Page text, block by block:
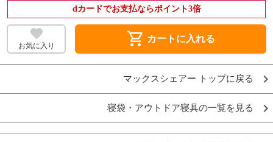
dカードでお支払ならポイント3倍
お気に入り shopping_cart カートに入れる
マックスシェアー トップに戻る
寝袋・アウトドア寝具の一覧を見る